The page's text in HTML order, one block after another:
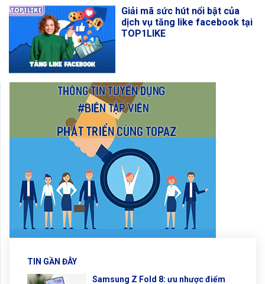
Giải mã sức hút nổi bật của
dịch vụ tăng like facebook tại
TOP1LIKE
TIN GẦN ĐÂY
Samsung Z Fold 8: ưu nhược điểm